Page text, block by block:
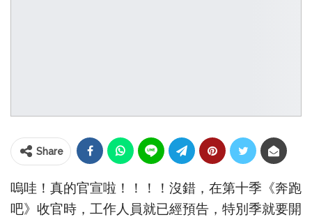
Share
嗚哇！真的官宣啦！！！！沒錯，在第十季《奔跑
吧》收官時，工作人員就已經預告，特別季就要開